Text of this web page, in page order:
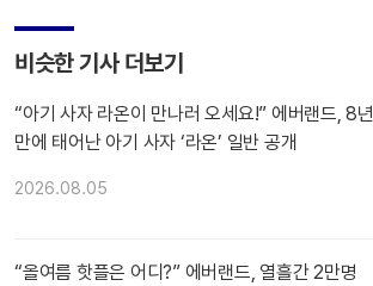
비슷한 기사 더보기
“아기 사자 라온이 만나러 오세요!” 에버랜드, 8년
만에 태어난 아기 사자 ‘라온’ 일반 공개
2026.08.05
“올여름 핫플은 어디?” 에버랜드, 열흘간 2만명